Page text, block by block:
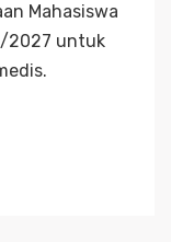
Mahasiswa
2027 untuk